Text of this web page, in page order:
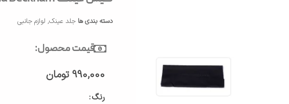
دسته بندی ها جلد عینک, لوازم جانبی
قیمت محصول:
990,000 تومان
رنگ